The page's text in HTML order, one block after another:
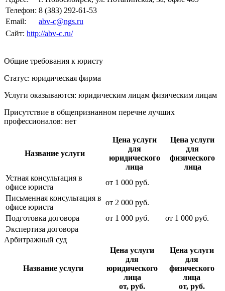
Телефон: 8 (383) 292-61-53
Email:
abv-c@ngs.ru
Сайт: http://abv-c.ru/
Общие требования к юристу
Статус: юридическая фирма
Услуги оказываются: юридическим лицам физическим лицам
Присутствие в общепризнанном перечне лучших
профессионалов: нет
Название услуги
Цена услуги
для
юридического
лица
Цена услуги
для
физического
лица
Устная консультация в
офисе юриста
от 1 000 руб.
Письменная консультация в
офисе юриста
от 2 000 руб.
Подготовка договора
от 1 000 руб. от 1 000 руб.
Экспертиза договора
Арбитражный суд
Название услуги
Цена услуги
для
юридического
лица
от, руб.
Цена услуги
для
физического
лица
от, руб.